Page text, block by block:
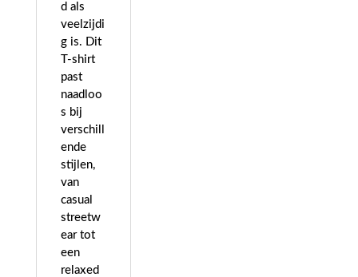
d als
veelzijdi
g is. Dit
T-shirt
past
naadloo
s bij
verschill
ende
stijlen,
van
casual
streetw
ear tot
een
relaxed